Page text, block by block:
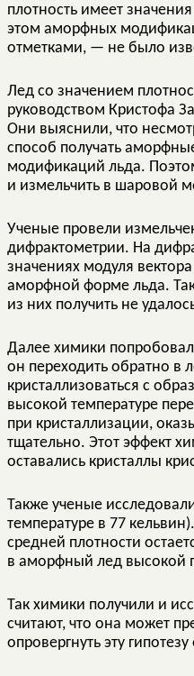
плотность имеет
этом аморфных
отметками, — не было
Лед со значением
руководством Кристофа
Они выяснили, что
способ получать
модификаций льда.
и измельчить в шаровой
Ученые провели
дифрактометрии. На
значениях модуля
аморфной форме льда.
из них получить не
Далее химики
он переходить обратно в
кристаллизоваться с
высокой температуре
при кристаллизации,
тщательно. Этот эффект
оставались кристаллы
Также ученые
температуре в 77
средней плотности
в аморфный лед высокой
Так химики получили и
считают, что она может
опровергнуть эту